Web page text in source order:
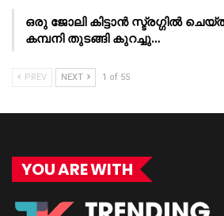
ഒരു ജോലി കിട്ടാൻ സ്ട്രഗ്ഗിൽ
കമ്പനി തുടങ്ങി കുറച്ചു…
PREV NEXT 1 of 55
YOU ARE WITH